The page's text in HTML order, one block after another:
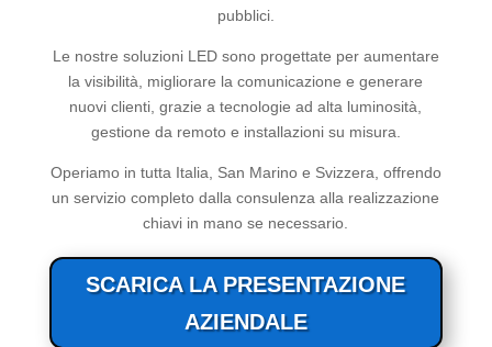
pubblici.
Le nostre soluzioni LED sono progettate per aumentare
la visibilità, migliorare la comunicazione e generare
nuovi clienti, grazie a tecnologie ad alta luminosità,
gestione da remoto e installazioni su misura.
Operiamo in tutta Italia, San Marino e Svizzera, offrendo
un servizio completo dalla consulenza alla realizzazione
chiavi in mano se necessario.
SCARICA LA PRESENTAZIONE
AZIENDALE